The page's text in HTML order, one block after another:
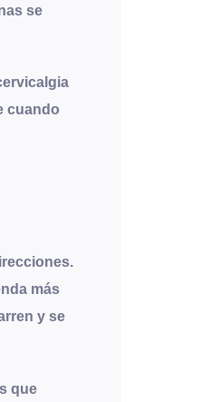
se
cuando
más
y se
que